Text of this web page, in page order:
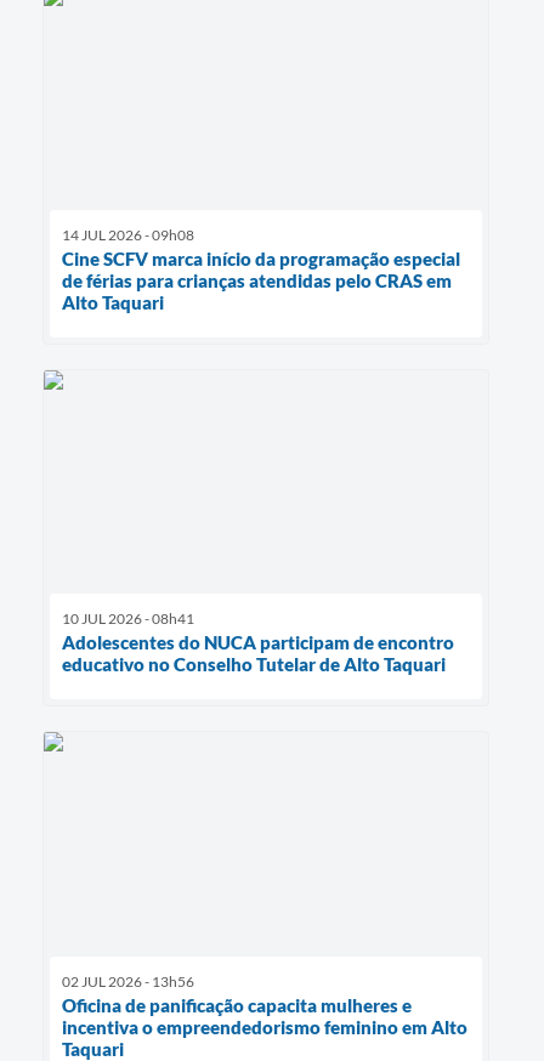
14 JUL 2026 - 09h08
Cine SCFV marca início da programação especial
de férias para crianças atendidas pelo CRAS em
Alto Taquari
10 JUL 2026 - 08h41
Adolescentes do NUCA participam de encontro
educativo no Conselho Tutelar de Alto Taquari
02 JUL 2026 - 13h56
Oficina de panificação capacita mulheres e
incentiva o empreendedorismo feminino em Alto
Taquari